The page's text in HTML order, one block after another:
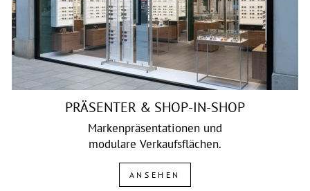
PRÄSENTER & SHOP-IN-SHOP
Markenpräsentationen und
modulare Verkaufsflächen.
ANSEHEN